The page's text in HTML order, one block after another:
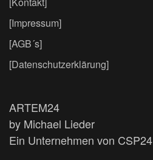
[Impressum]
[AGB´s]
[Datenschutzerklärung]
ARTEM24
by Michael Lieder
Ein Unternehmen von CSP24